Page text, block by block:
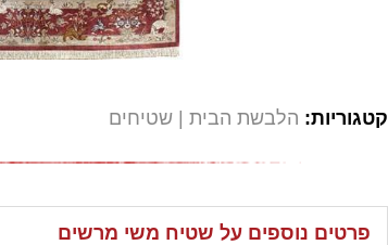
קטגוריות: הלבשת הבית שטיחים
פרטים נוספים על שטיח משי מרשים